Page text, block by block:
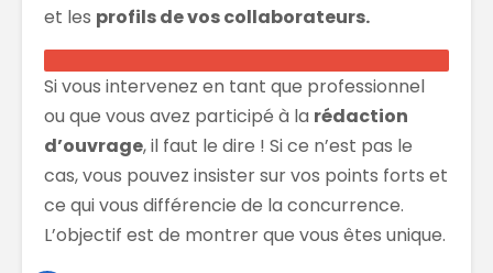
et les profils de vos collaborateurs.
Si vous intervenez en tant que professionnel
ou que vous avez participé à la rédaction
d’ouvrage, il faut le dire ! Si ce n’est pas le
cas, vous pouvez insister sur vos points forts et
ce qui vous différencie de la concurrence.
L’objectif est de montrer que vous êtes unique.